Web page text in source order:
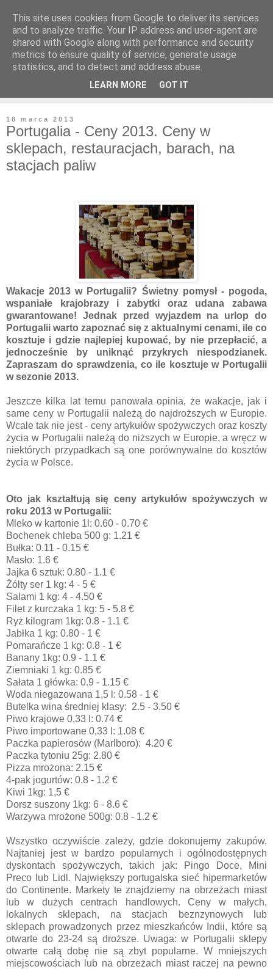
18 marca 2013
Portugalia - Ceny 2013. Ceny w
sklepach, restauracjach, barach, na
stacjach paliw
Wakacje 2013 w Portugalii? Świetny pomysł - pogoda,
wspaniałe krajobrazy i zabytki oraz udana zabawa
gwarantowane! Jednak przed wyjazdem na urlop do
Portugalii warto zapoznać się z aktualnymi cenami, ile co
kosztuje i gdzie najlepiej kupować, by nie przepłacić, a
jednocześnie by uniknąć przykrych niespodzianek.
Zapraszam do sprawdzenia, co ile kosztuje w Portugalii
w sezonie 2013.
Jeszcze kilka lat temu panowała opinia, że wakacje, jak i
same ceny w Portugalii należą do najdroższych w Europie.
Wcale tak nie jest - ceny artykułów spożywczych oraz koszty
życia w Portugalii należą do niższych w Europie, a wręcz w
niektórych przypadkach są one porównywalne do kosztów
życia w Polsce.
Oto jak kształtują się ceny artykułów spożywczych w
roku 2013 w Portugalii:
Mleko w kartonie 1l: 0.60 - 0.70 €
Bochenek chleba 500 g: 1.21 €
Bułka: 0.11 - 0.15 €
Masło: 1.6 €
Jajka 6 sztuk: 0.80 - 1.1 €
Żółty ser 1 kg: 4 - 5 €
Salami 1 kg: 4 - 4.50 €
Filet z kurczaka 1 kg: 5 - 5.8 €
Ryż kilogram 1kg: 0.8 - 1.1 €
Jabłka 1 kg: 0.80 - 1 €
Pomarańcze 1 kg: 0.8 - 1 €
Banany 1kg: 0.9 - 1.1 €
Ziemniaki 1 kg: 0.85 €
Sałata 1 główka: 0.9 - 1.15 €
Woda niegazowana 1,5 l: 0.58 - 1 €
Butelka wina średniej klasy: 2.5 - 3.50 €
Piwo krajowe 0,33 l: 0.74 €
Piwo importowane 0,33 l: 1.08 €
Paczka papierosów (Marlboro): 4.20 €
Paczka tytoniu 25g: 2.80 €
Pizza mrożona: 2.15 €
4-pak jogurtów: 0.8 - 1.2 €
Kiwi 1kg: 1,5 €
Dorsz suszony 1kg: 6 - 8.6 €
Warzywa mrożone 500g: 0.8 - 1.2 €
Wszystko oczywiście zależy, gdzie dokonujemy zakupów.
Najtaniej jest w bardzo popularnych i ogólnodostępnych
dyskontach spożywczych, takich jak: Pingo Doce, Mini
Preco lub Lidl. Największy portugalska sieć hipermarketów
do Continente. Markety te znajdziemy na obrzeżach miast
lub w dużych centrach handlowych. Ceny w małych,
lokalnych sklepach, na stacjach beznzynowych lub
sklepach prowadzonych przez mieszkańców Indii, które są
otwarte do 23-24 są droższe. Uwaga: w Portugalii sklepy
otwarte całą dobę nie są zbyt popularne. W mniejszych
miejscowościach lub na obrzeżach miast raczej na pewno
This site uses cookies from Google to deliver its services
and to analyze traffic. Your IP address and user-agent are
shared with Google along with performance and security
metrics to ensure quality of service, generate usage
statistics, and to detect and address abuse.
LEARN MORE GOT IT